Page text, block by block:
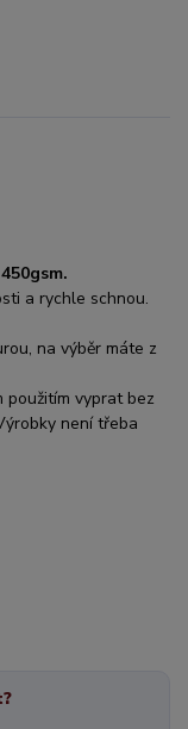
a rychle schnou.
na výběr máte z
použitím vyprat bez
není třeba